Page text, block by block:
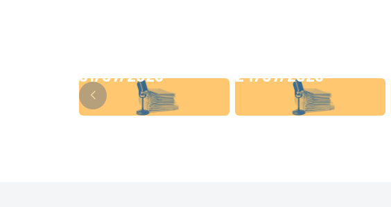
31/07/2026 24/07/2026